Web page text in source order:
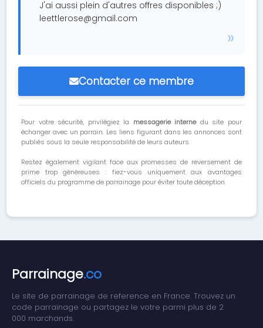
J'ai aussi plein d'autres offres disponibles ;)
leettlerose@gmail.com
Contacter ce membre
Pour votre sécurité, privilégiez la messagerie internedu site pour
échanger avec un parrain. Les liens figurant dans les annonces sont
publiés sous la seule responsabilité de leurs auteurs.
Restez également vigilant face aux promesses de reversement de
prime trop généreuses : fiez-vous uniquement aux avantages
officiels du programme de parrainage pour éviter toute déception.
Parrainage.co
Le site de parrainage de reference en France. Trouvez un
code parrainage ou partagez le votre parmi plus de 2
000 marchands.